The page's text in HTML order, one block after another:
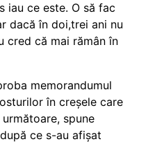
iau ce este. O să fac
dacă în doi,trei ani nu
cred că mai rămân în
memorandumul
în creșele care
spune
ce s-au afișat